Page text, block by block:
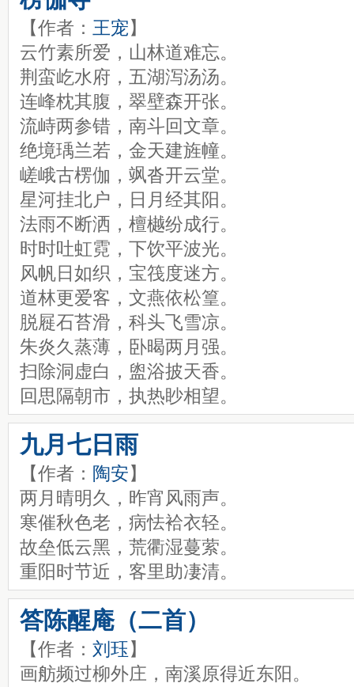
【作者： 王宠 】
云竹素所爱，山林道难忘。
荆蛮屹水府，五湖泻汤汤。
连峰枕其腹，翠壁森开张。
流峙两参错，南斗回文章。
绝境瑀兰若，金天建旌幢。
嵯峨古楞伽，飒沓开云堂。
星河挂北户，日月经其阳。
法雨不断洒，檀樾纷成行。
时时吐虹霓，下饮平波光。
风帆日如织，宝筏度迷方。
道林更爱客，文燕依松篁。
脱屣石苔滑，科头飞雪凉。
朱炎久蒸薄，卧暍两月强。
扫除洞虚白，盥浴披天香。
回思隔朝市，执热眇相望。
九月七日雨
【作者： 陶安 】
两月晴明久，昨宵风雨声。
寒催秋色老，病怯袷衣轻。
故垒低云黑，荒衢湿蔓萦。
重阳时节近，客里助凄清。
答陈醒庵（二首）
【作者： 刘珏 】
画舫频过柳外庄，南溪原得近东阳。